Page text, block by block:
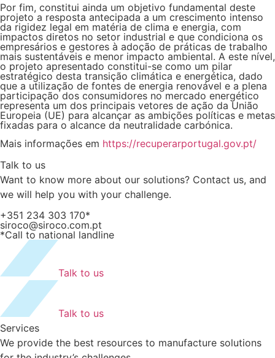
Por fim, constitui ainda um objetivo fundamental deste
projeto a resposta antecipada a um crescimento intenso
da rigidez legal em matéria de clima e energia, com
impactos diretos no setor industrial e que condiciona os
empresários e gestores à adoção de práticas de trabalho
mais sustentáveis e menor impacto ambiental. A este nível,
o projeto apresentado constitui-se como um pilar
estratégico desta transição climática e energética, dado
que a utilização de fontes de energia renovável e a plena
participação dos consumidores no mercado energético
representa um dos principais vetores de ação da União
Europeia (UE) para alcançar as ambições políticas e metas
fixadas para o alcance da neutralidade carbónica.
Mais informações em https://recuperarportugal.gov.pt/
Talk to us
Want to know more about our solutions? Contact us, and
we will help you with your challenge.
+351 234 303 170*
siroco@siroco.com.pt
*Call to national landline
Talk to us
Talk to us
Services
We provide the best resources to manufacture solutions